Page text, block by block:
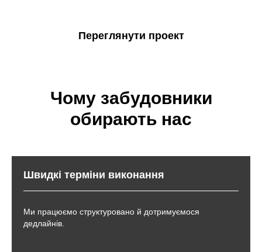
Переглянути проект
Чому забудовники
обирають нас
Швидкі терміни виконання
Ми працюємо структуровано й дотримуємося
дедлайнів.